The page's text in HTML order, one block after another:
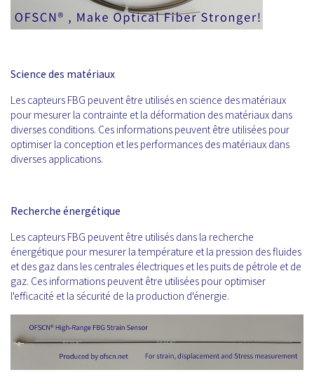
Science des matériaux
Les capteurs FBG peuvent être utilisés en science des matériaux
pour mesurer la contrainte et la déformation des matériaux dans
diverses conditions. Ces informations peuvent être utilisées pour
optimiser la conception et les performances des matériaux dans
diverses applications.
Recherche énergétique
Les capteurs FBG peuvent être utilisés dans la recherche
énergétique pour mesurer la température et la pression des fluides
et des gaz dans les centrales électriques et les puits de pétrole et de
gaz. Ces informations peuvent être utilisées pour optimiser
l'efficacité et la sécurité de la production d'énergie.